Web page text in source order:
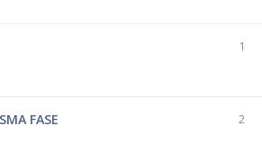
1
FASE 2